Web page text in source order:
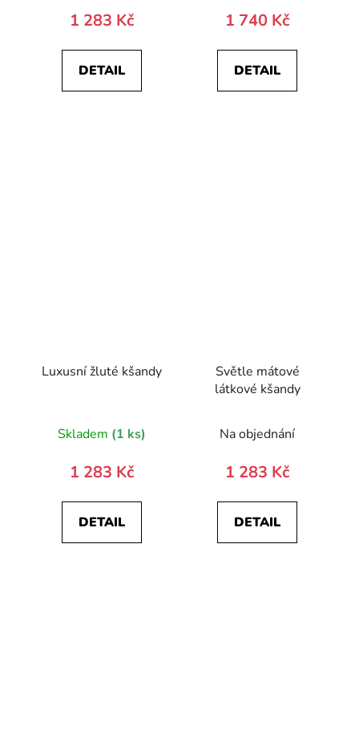
1 283 Kč
DETAIL
1 740 Kč
DETAIL
Luxusní žluté kšandy
Skladem (1 ks)
1 283 Kč
DETAIL
Světle mátové
látkové kšandy
Na objednání
1 283 Kč
DETAIL